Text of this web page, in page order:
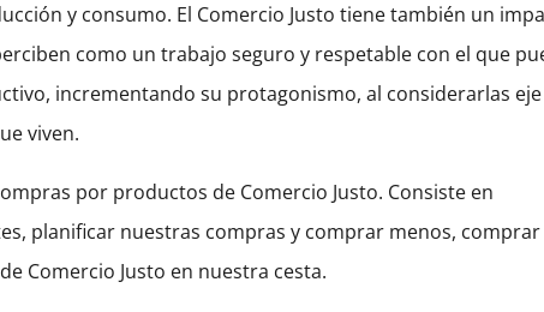
y consumo. El Comercio Justo tiene también un
como un trabajo seguro y respetable con el que
incrementando su protagonismo, al considerarlas eje
viven.
por productos de Comercio Justo. Consiste en
planificar nuestras compras y comprar menos, comprar
Comercio Justo en nuestra cesta.